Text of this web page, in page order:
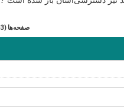
صفحه‌ها (33):